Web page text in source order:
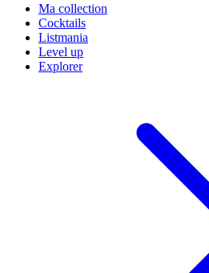
Ma collection
Cocktails
Listmania
Level up
Explorer